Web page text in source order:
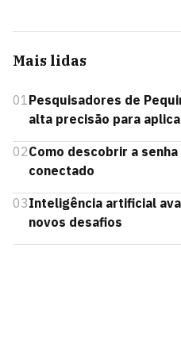
Mais lidas
01Pesquisadores de
alta precisão para
02Como descobrir a
conectado
03Inteligência artificial
novos desafios